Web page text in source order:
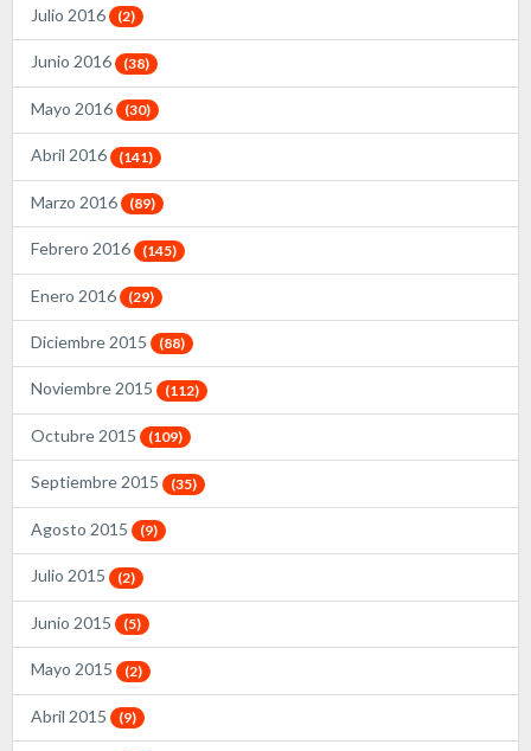
Julio 2016 (2)
Junio 2016 (38)
Mayo 2016 (30)
Abril 2016 (141)
Marzo 2016 (89)
Febrero 2016 (145)
Enero 2016 (29)
Diciembre 2015 (88)
Noviembre 2015 (112)
Octubre 2015 (109)
Septiembre 2015 (35)
Agosto 2015 (9)
Julio 2015 (2)
Junio 2015 (5)
Mayo 2015 (2)
Abril 2015 (9)